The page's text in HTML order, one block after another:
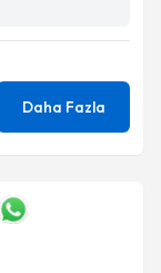
Daha Fazla